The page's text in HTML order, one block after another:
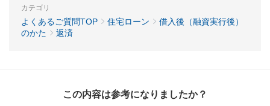
カテゴリ
よくあるご質問TOP 住宅ローン
借入後（融資実行後）
のかた
返済
この内容は参考になりましたか？